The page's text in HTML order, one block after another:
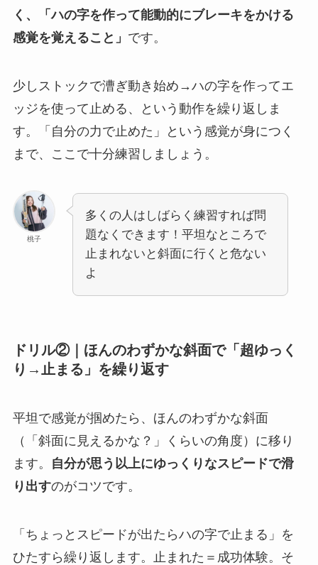
く、「ハの字を作って能動的にブレーキをかける
感覚を覚えること」 です。
少しストックで漕ぎ動き始め→ハの字を作ってエ
ッジを使って止める、という動作を繰り返しま
す。「自分の力で止めた」という感覚が身につく
まで、ここで十分練習しましょう。
桃子
多くの人はしばらく練習すれば問
題なくできます！平坦なところで
止まれないと斜面に行くと危ない
よ
ドリル②｜ほんのわずかな斜面で「超ゆっく
り→止まる」を繰り返す
平坦で感覚が掴めたら、ほんのわずかな斜面
（「斜面に見えるかな？」くらいの角度）に移り
ます。
自分が思う以上にゆっくりなスピードで滑
り出すのがコツです。
「ちょっとスピードが出たらハの字で止まる」を
ひたすら繰り返します。止まれた＝成功体験。そ